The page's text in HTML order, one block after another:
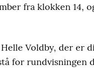
fra klokken 14,
Voldby, der er
for rundvisningen